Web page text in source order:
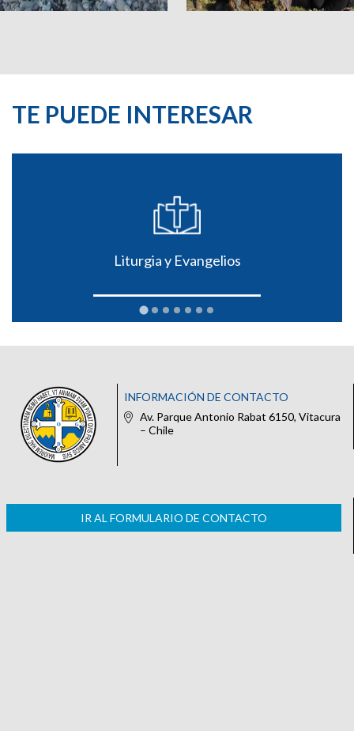
TE PUEDE INTERESAR
Liturgia y Evangelios
INFORMACIÓN DE CONTACTO
Av. Parque Antonio Rabat 6150, Vitacura
– Chile
IR AL FORMULARIO DE CONTACTO